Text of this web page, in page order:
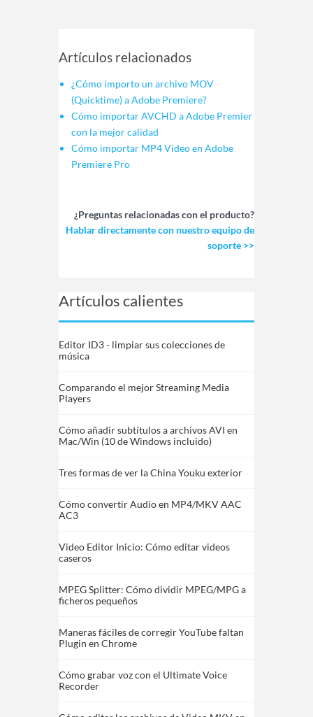
Artículos relacionados
¿Cómo importo un archivo MOV
(Quicktime) a Adobe Premiere?
Cómo importar AVCHD a Adobe Premier
con la mejor calidad
Cómo importar MP4 Video en Adobe
Premiere Pro
¿Preguntas relacionadas con el producto?
Hablar directamente con nuestro equipo de
soporte >>
Artículos calientes
Editor ID3 - limpiar sus colecciones de
música
Comparando el mejor Streaming Media
Players
Cómo añadir subtítulos a archivos AVI en
Mac/Win (10 de Windows incluido)
Tres formas de ver la China Youku exterior
Cómo convertir Audio en MP4/MKV AAC
AC3
Video Editor Inicio: Cómo editar videos
caseros
MPEG Splitter: Cómo dividir MPEG/MPG a
ficheros pequeños
Maneras fáciles de corregir YouTube faltan
Plugin en Chrome
Cómo grabar voz con el Ultimate Voice
Recorder